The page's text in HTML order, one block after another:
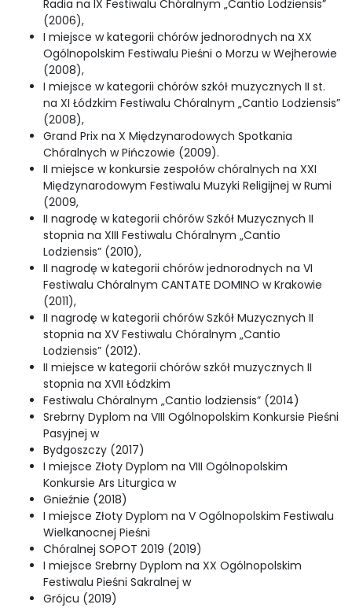
Radia na IX Festiwalu Chóralnym „Cantio Lodziensis”
(2006),
I miejsce w kategorii chórów jednorodnych na XX
Ogólnopolskim Festiwalu Pieśni o Morzu w Wejherowie
(2008),
I miejsce w kategorii chórów szkół muzycznych II st.
na XI Łódzkim Festiwalu Chóralnym „Cantio Lodziensis”
(2008),
Grand Prix na X Międzynarodowych Spotkania
Chóralnych w Pińczowie (2009).
II miejsce w konkursie zespołów chóralnych na XXI
Międzynarodowym Festiwalu Muzyki Religijnej w Rumi
(2009,
II nagrodę w kategorii chórów Szkół Muzycznych II
stopnia na XIII Festiwalu Chóralnym „Cantio
Lodziensis” (2010),
II nagrodę w kategorii chórów jednorodnych na VI
Festiwalu Chóralnym CANTATE DOMINO w Krakowie
(2011),
II nagrodę w kategorii chórów Szkół Muzycznych II
stopnia na XV Festiwalu Chóralnym „Cantio
Lodziensis” (2012).
II miejsce w kategorii chórów szkół muzycznych II
stopnia na XVII Łódzkim
Festiwalu Chóralnym „Cantio lodziensis” (2014)
Srebrny Dyplom na VIII Ogólnopolskim Konkursie Pieśni
Pasyjnej w
Bydgoszczy (2017)
I miejsce Złoty Dyplom na VIII Ogólnopolskim
Konkursie Ars Liturgica w
Gnieźnie (2018)
I miejsce Złoty Dyplom na V Ogólnopolskim Festiwalu
Wielkanocnej Pieśni
Chóralnej SOPOT 2019 (2019)
I miejsce Srebrny Dyplom na XX Ogólnopolskim
Festiwalu Pieśni Sakralnej w
Grójcu (2019)